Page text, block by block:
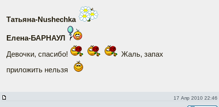
Татьяна-Nushechka
Елена-БАРНАУЛ
Девочки, спасибо!
Жаль, запах
приложить нельзя
17 Апр 2010 22:46